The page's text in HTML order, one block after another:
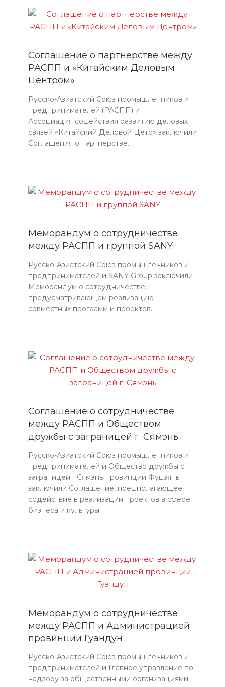
Соглашение о партнерстве между
РАСПП и «Китайским Деловым
Центром»
Русско-Азиатский Союз промышленников и
предпринимателей (РАСПП) и
Ассоциация содействия развитию деловых
связей «Китайский Деловой Цетр» заключили
Соглашения о партнерстве.
Меморандум о сотрудничестве
между РАСПП и группой SANY
Русско-Азиатский Союз промышленников и
предпринимателей и SANY Group заключили
Меморандум о сотрудничестве,
предусматривающем реализацию
совместных программ и проектов.
Соглашение о сотрудничестве
между РАСПП и Обществом
дружбы с заграницей г. Сямэнь
Русско-Азиатский Союз промышленников и
предпринимателей и Общество дружбы с
заграницей г.Сямэнь провинции Фуцзянь
заключили Соглашение, предполагающее
содействие в реализации проектов в сфере
бизнеса и культуры.
Меморандум о сотрудничестве
между РАСПП и Администрацией
провинции Гуандун
Русско-Азиатский Союз промышленников и
предпринимателей и Главное управление по
надзору за общественными организациями